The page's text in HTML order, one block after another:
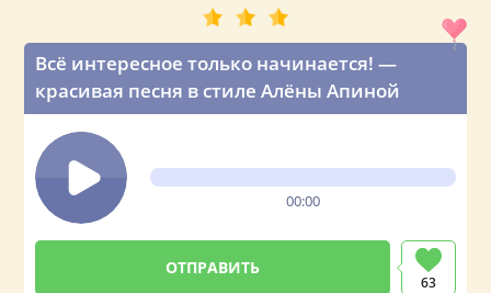
Всё интересное только начинается! —
красивая песня в стиле Алёны Апиной
00:00
63